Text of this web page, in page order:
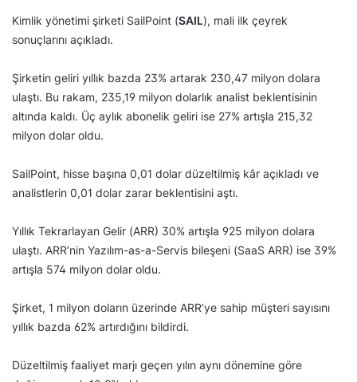
Kimlik yönetimi şirketi SailPoint (SAIL), mali ilk çeyrek
sonuçlarını açıkladı.
Şirketin geliri yıllık bazda 23% artarak 230,47 milyon dolara
ulaştı. Bu rakam, 235,19 milyon dolarlık analist beklentisinin
altında kaldı. Üç aylık abonelik geliri ise 27% artışla 215,32
milyon dolar oldu.
SailPoint, hisse başına 0,01 dolar düzeltilmiş kâr açıkladı ve
analistlerin 0,01 dolar zarar beklentisini aştı.
Yıllık Tekrarlayan Gelir (ARR) 30% artışla 925 milyon dolara
ulaştı. ARR’nin Yazılım-as-a-Servis bileşeni (SaaS ARR) ise 39%
artışla 574 milyon dolar oldu.
Şirket, 1 milyon doların üzerinde ARR’ye sahip müşteri sayısını
yıllık bazda 62% artırdığını bildirdi.
Düzeltilmiş faaliyet marjı geçen yılın aynı dönemine göre